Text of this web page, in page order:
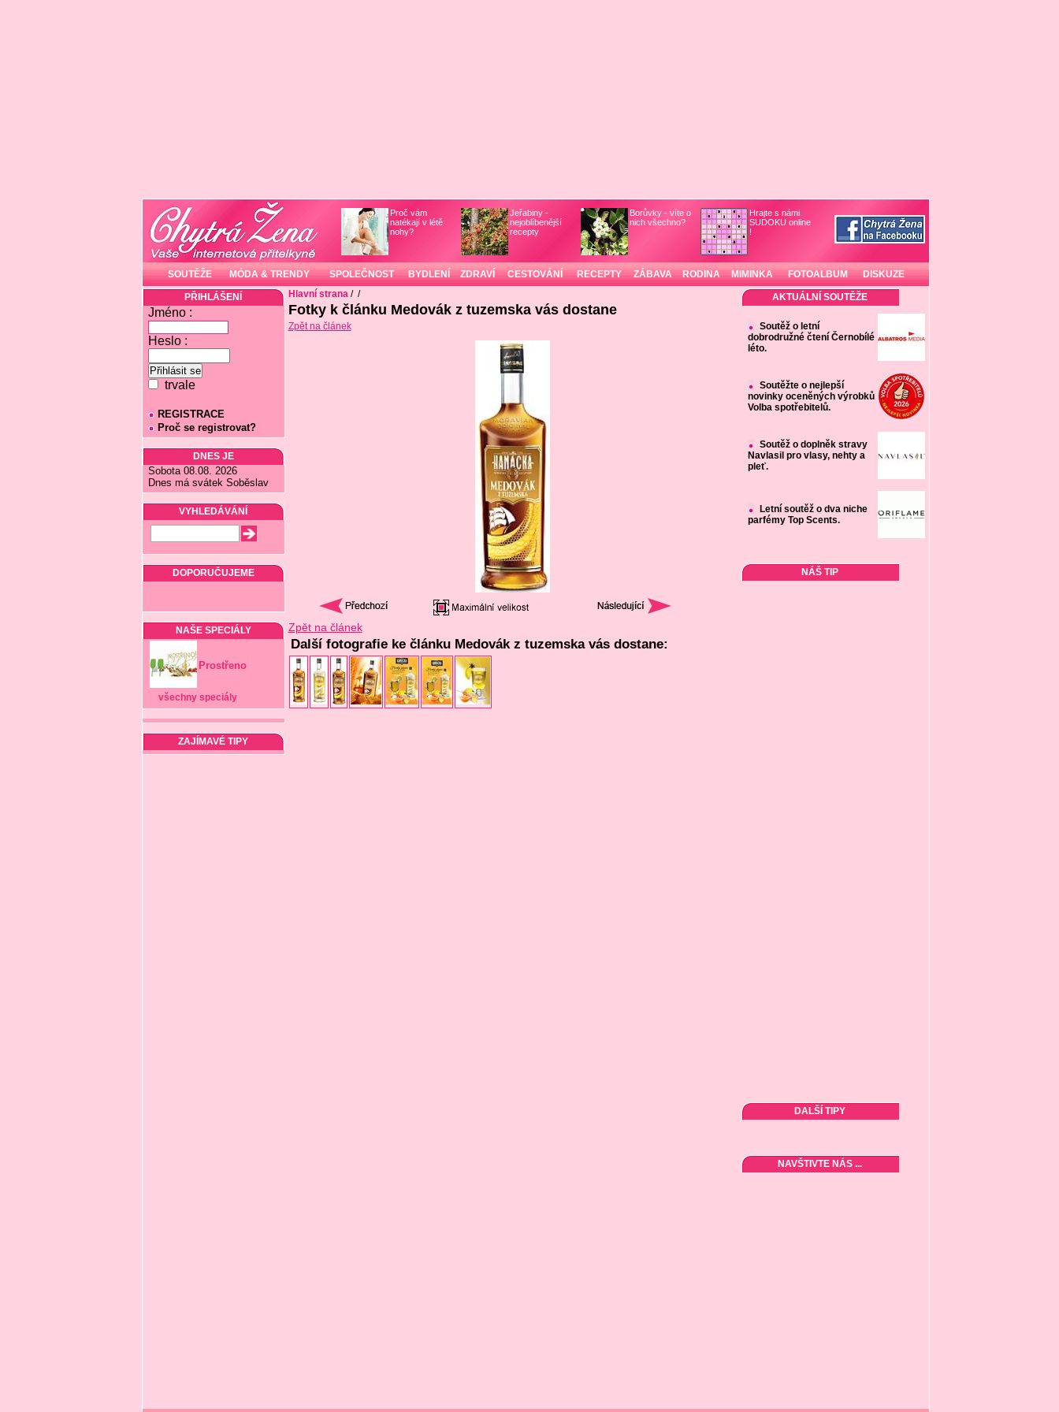
Proč vám
natékají v létě
nohy?
Jeřabiny -
nejoblíbenější
recepty
Borůvky - víte o
nich všechno?
Hrajte s námi
SUDOKU online
!
SOUTĚŽE MÓDA & TRENDY SPOLEČNOST BYDLENÍ ZDRAVÍ CESTOVÁNÍ RECEPTY ZÁBAVA RODINA MIMINKA FOTOALBUM DISKUZE
PŘIHLÁŠENÍ
Jméno :
Heslo :
trvale
REGISTRACE
Proč se registrovat?
DNES JE
Sobota 08.08. 2026
Dnes má svátek Soběslav
VYHLEDÁVÁNÍ
DOPORUČUJEME
NAŠE SPECIÁLY
Prostřeno
všechny speciály
ZAJÍMAVÉ TIPY
Hlavní strana/ /
Fotky k článku Medovák z tuzemska vás dostane
Zpět na článek
Zpět na článek
Další fotografie ke článku Medovák z tuzemska vás dostane:
AKTUÁLNÍ SOUTĚŽE
Soutěž o letní
dobrodružné čtení Černobílé
léto.
Soutěžte o nejlepší
novinky oceněných výrobků
Volba spotřebitelů.
Soutěž o doplněk stravy
Navlasil pro vlasy, nehty a
pleť.
Letní soutěž o dva niche
parfémy Top Scents.
NÁŠ TIP
DALŠÍ TIPY
NAVŠTIVTE NÁS ...